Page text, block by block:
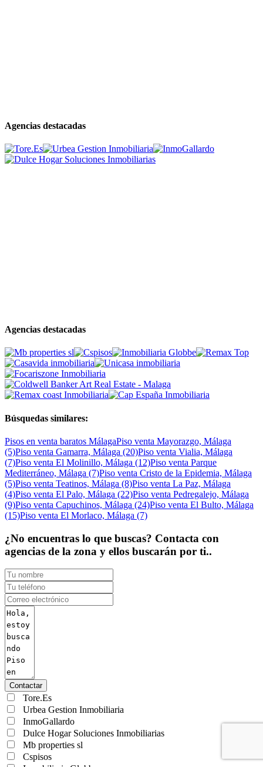
Agencias destacadas
Agencias destacadas
Búsquedas similares:
Pisos en venta baratos MálagaPiso venta Mayorazgo, Málaga
(5)Piso venta Gamarra, Málaga (20)Piso venta Vialia, Málaga
(7)Piso venta El Molinillo, Málaga (12)Piso venta Parque
Mediterráneo, Málaga (7)Piso venta Cristo de la Epidemia, Málaga
(5)Piso venta Teatinos, Málaga (8)Piso venta La Paz, Málaga
(4)Piso venta El Palo, Málaga (22)Piso venta Pedregalejo, Málaga
(9)Piso venta Capuchinos, Málaga (24)Piso venta El Bulto, Málaga
(15)Piso venta El Morlaco, Málaga (7)
¿No encuentras lo que buscas? Contacta con
agencias de la zona y ellos buscarán por ti..
Contactar
Tore.Es
Urbea Gestion Inmobiliaria
InmoGallardo
Dulce Hogar Soluciones Inmobiliarias
Mb properties sl
Cspisos